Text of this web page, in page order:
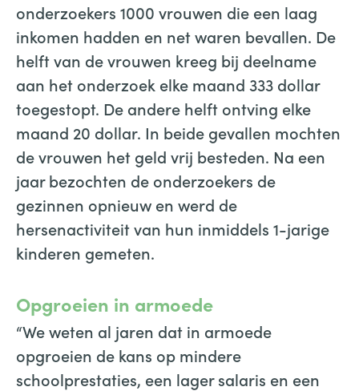
onderzoekers 1000 vrouwen die een laag
inkomen hadden en net waren bevallen. De
helft van de vrouwen kreeg bij deelname
aan het onderzoek elke maand 333 dollar
toegestopt. De andere helft ontving elke
maand 20 dollar. In beide gevallen mochten
de vrouwen het geld vrij besteden. Na een
jaar bezochten de onderzoekers de
gezinnen opnieuw en werd de
hersenactiviteit van hun inmiddels 1-jarige
kinderen gemeten.
Opgroeien in armoede
“We weten al jaren dat in armoede
opgroeien de kans op mindere
schoolprestaties, een lager salaris en een